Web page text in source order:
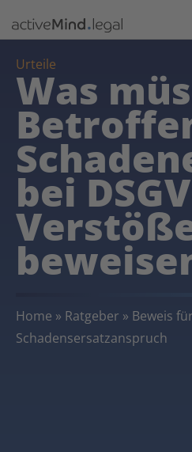
Urteile
Was
bei
Home » Ratgeber » Beweis für
Schadensersatzanspruch